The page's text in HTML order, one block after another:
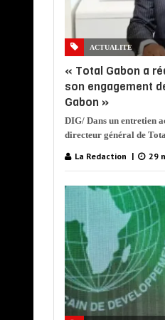
ACTUALITE
« Total Gabon a
son engagement
Gabon »
DIG/ Dans un entretien
directeur général de
La Redaction
29